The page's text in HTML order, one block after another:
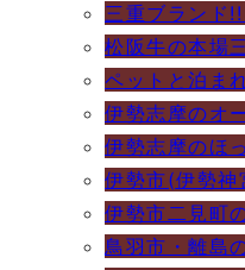
三重ブランド
松阪牛の本場
ペットと泊ま
伊勢志摩のオ
伊勢志摩のほ
伊勢市(伊勢神
伊勢市二見町
鳥羽市・離島